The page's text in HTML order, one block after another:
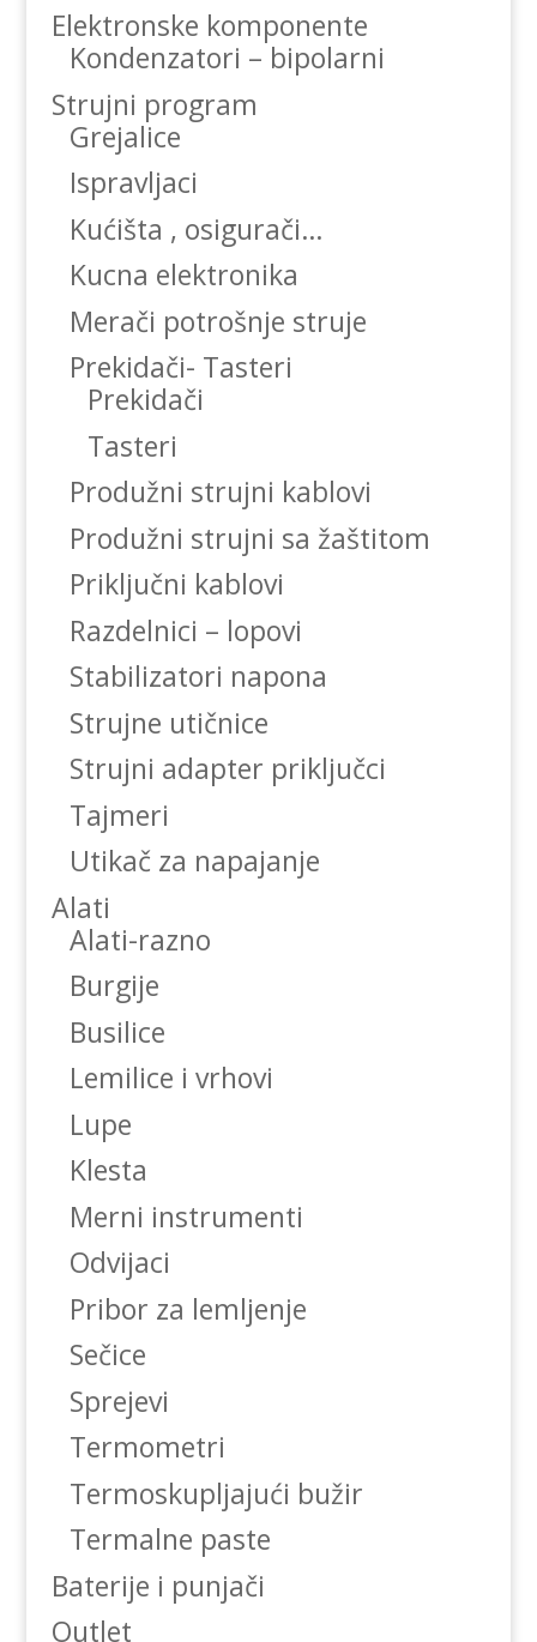
Elektronske komponente
Kondenzatori – bipolarni
Strujni program
Grejalice
Ispravljaci
Kućišta , osigurači…
Kucna elektronika
Merači potrošnje struje
Prekidači- Tasteri
Prekidači
Tasteri
Produžni strujni kablovi
Produžni strujni sa žaštitom
Priključni kablovi
Razdelnici – lopovi
Stabilizatori napona
Strujne utičnice
Strujni adapter priključci
Tajmeri
Utikač za napajanje
Alati
Alati-razno
Burgije
Busilice
Lemilice i vrhovi
Lupe
Klesta
Merni instrumenti
Odvijaci
Pribor za lemljenje
Sečice
Sprejevi
Termometri
Termoskupljajući bužir
Termalne paste
Baterije i punjači
Outlet